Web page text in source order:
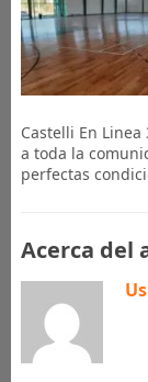
Castelli En
a toda la
perfectas
Acerca del